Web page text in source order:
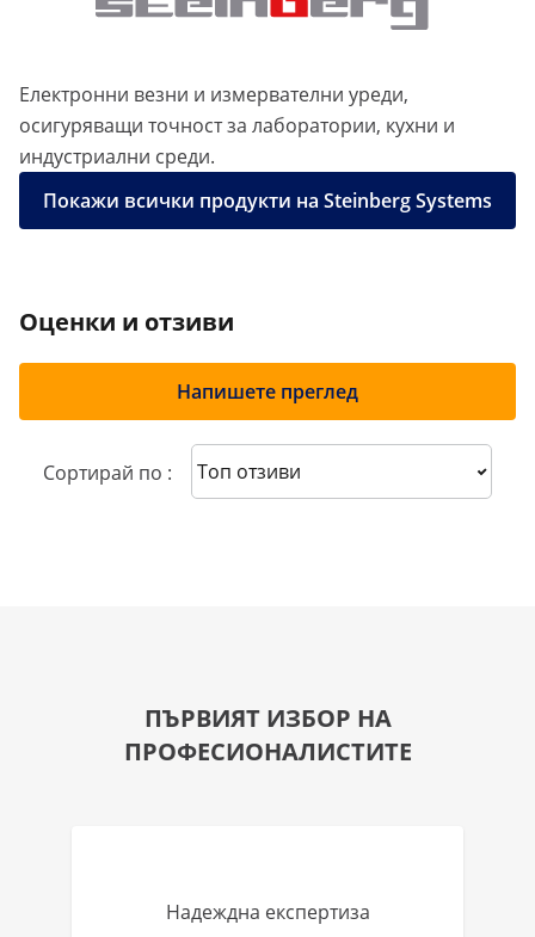
Електронни везни и измервателни уреди,
осигуряващи точност за лаборатории, кухни и
индустриални среди.
Покажи всички продукти на Steinberg Systems
Оценки и отзиви
Напишете преглед
Сортирай по : Sort reviews
ПЪРВИЯТ ИЗБОР НА
ПРОФЕСИОНАЛИСТИТЕ
Надеждна експертиза